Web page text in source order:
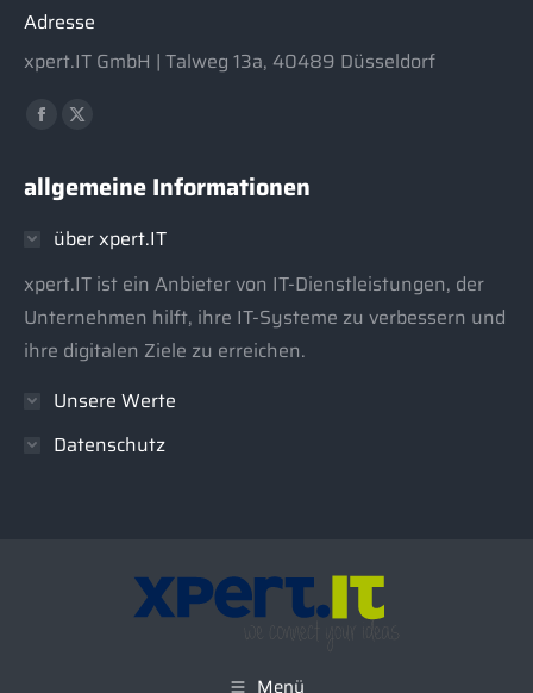
Adresse
xpert.IT GmbH | Talweg 13a, 40489 Düsseldorf
Finden Sie uns auf:
Facebook
opens
new
window
X
opens
new
window
allgemeine Informationen
über xpert.IT
xpert.IT ist ein Anbieter von IT-Dienstleistungen, der
Unternehmen hilft, ihre IT-Systeme zu verbessern und
ihre digitalen Ziele zu erreichen.
Unsere Werte
Datenschutz
Menü